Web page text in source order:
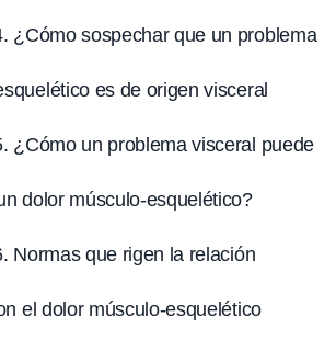
¿Cómo sospechar que un problema
es de origen visceral
¿Cómo un problema visceral puede
dolor músculo-esquelético?
Normas que rigen la relación
el dolor músculo-esquelético